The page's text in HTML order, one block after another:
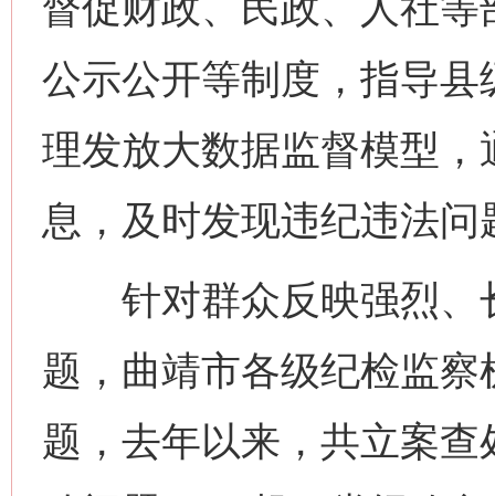
公示公开等制度，指导
理发放大数据监督模型
息，及时发现违纪违法问
针对群众反映强烈、
题，曲靖市各级纪检监
题，去年以来，共立案